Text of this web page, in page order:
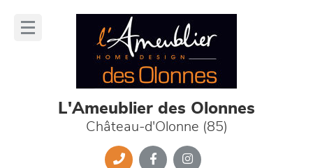
L'Ameublier des Olonnes
Château-d'Olonne (85)